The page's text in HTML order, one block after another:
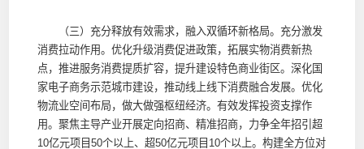
（三）充分释放有效需求，融入双循环新格局。充分激发
消费拉动作用。优化升级消费促进政策，拓展实物消费新热
点，推进服务消费提质扩容，提升建设特色商业街区。深化国
家电子商务示范城市建设，推动线上线下消费融合发展。优化
物流业空间布局，做大做强枢纽经济。有效发挥投资支撑作
用。聚焦主导产业开展定向招商、精准招商，力争全年招引超
10亿元项目50个以上、超50亿元项目10个以上。构建全方位对